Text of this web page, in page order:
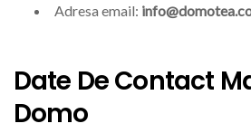
Adresa email:
Date De Contact
Domo